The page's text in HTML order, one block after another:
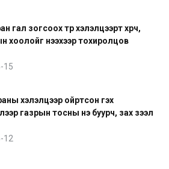
гал зогсоох түр хэлэлцээрт хүрч,
хоолойг нээхээр тохиролцов
15
хэлэлцээр ойртсон гэх
газрын тосны үнэ буурч, зах зээл
12